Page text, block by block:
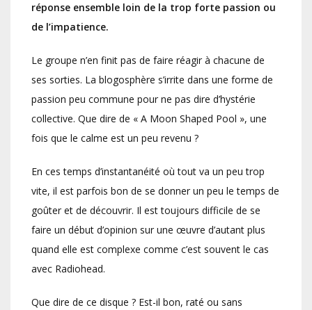
réponse ensemble loin de la trop forte passion ou
de l’impatience.
Le groupe n’en finit pas de faire réagir à chacune de
ses sorties. La blogosphère s’irrite dans une forme de
passion peu commune pour ne pas dire d’hystérie
collective. Que dire de « A Moon Shaped Pool », une
fois que le calme est un peu revenu ?
En ces temps d’instantanéité où tout va un peu trop
vite, il est parfois bon de se donner un peu le temps de
goûter et de découvrir. Il est toujours difficile de se
faire un début d’opinion sur une œuvre d’autant plus
quand elle est complexe comme c’est souvent le cas
avec Radiohead.
Que dire de ce disque ? Est-il bon, raté ou sans